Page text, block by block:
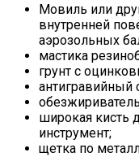
Мовиль или
внутренней
аэрозольных
мастика
грунт с
антигравийный
широкая кисть
инструмент;
щетка по